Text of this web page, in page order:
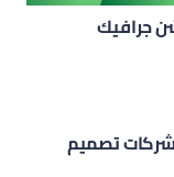
جرافيك
تصميم